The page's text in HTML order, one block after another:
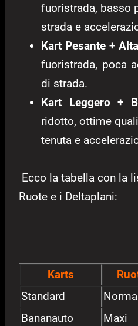
fuoristrada, basso
strada e
Kart Pesante +
fuoristrada, poca
di strada.
Kart Leggero +
ridotto, ottime
tenuta e
Ecco la tabella con la
Ruote e i Deltaplani:
Karts
Standard
Bananauto
Maxi